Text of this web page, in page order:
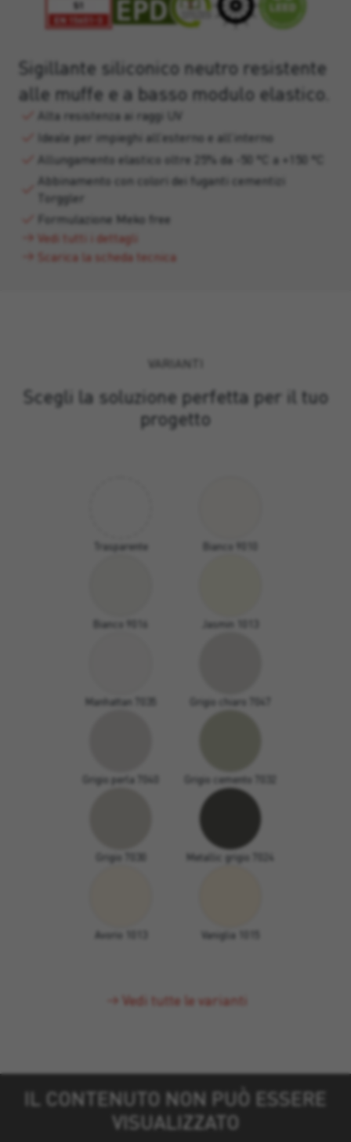
Sigillante siliconico neutro resistente
alle muffe e a basso modulo elastico.
Alta resistenza ai raggi UV
Ideale per impieghi all’esterno e all’interno
Allungamento elastico oltre 25% da -50 °C a +150 °C
Abbinamento con colori dei fuganti cementizi
Torggler
Formulazione Meko free
Vedi tutti i dettagli
Scarica la scheda tecnica
VARIANTI
Scegli la soluzione perfetta per il tuo
progetto
Trasparente Bianco 9010
Bianco 9016 Jasmin 1013
Manhattan 7035 Grigio chiaro 7047
Grigio perla 7040 Grigio cemento 7032
Grigio 7030 Metallic grigio 7024
Avorio 1013 Vaniglia 1015
Vedi tutte le varianti
IL CONTENUTO NON PUÒ ESSERE
VISUALIZZATO